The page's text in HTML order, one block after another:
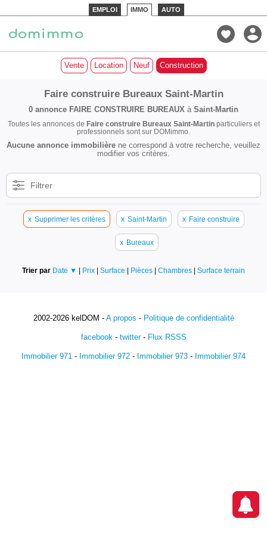
EMPLOI IMMO AUTO
Vente Location Neuf Construction
Faire construire Bureaux Saint-Martin
0 annonce FAIRE CONSTRUIRE BUREAUX à Saint-Martin
Toutes les annonces de Faire construire Bureaux Saint-Martinparticuliers et
professionnels sont sur DOMimmo.
Aucune annonce immobilière ne correspond à votre recherche, veuillez
modifier vos critères.
Filtrer
x Supprimer les critères x Saint-Martin x Faire construire
x Bureaux
Trier par Date ▼ | Prix | Surface | Pièces | Chambres | Surface terrain
2002-2026 kelDOM - A propos - Politique de confidentialité
facebook- twitter- Flux RSSS
Immobilier 971 - Immobilier 972 - Immobilier 973 - Immobilier 974